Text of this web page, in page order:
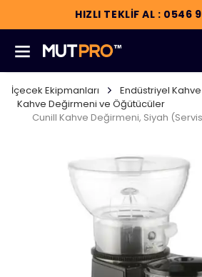
HIZLI TEKLİF AL : 0546
İçecek Ekipmanları
Endüstriyel
Kahve Değirmeni ve Öğütücüler
Cunill Kahve Değirmeni, Siyah